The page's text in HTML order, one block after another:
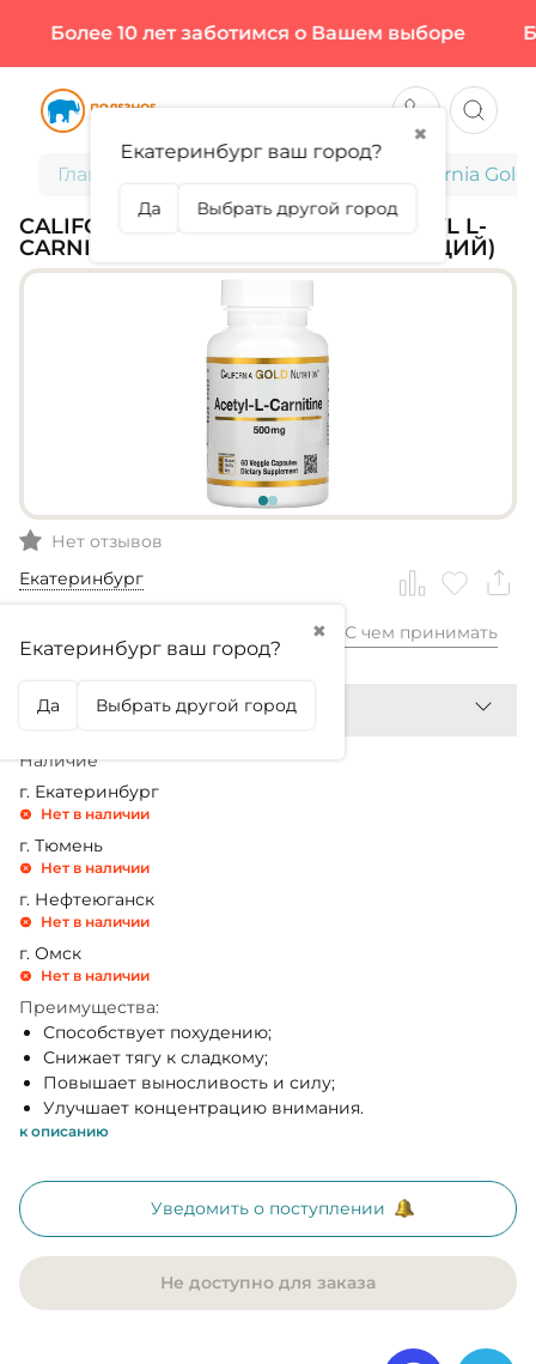
Более 10 лет заботимся о Вашем выборе
Главная California
CALIFORNIA GOLD NUTRITION, ACETYL L-
CARNITINE 500 МГ, 60 КАПС (60 ПОРЦИЙ)
Нет отзывов
Екатеринбург
✖
Екатеринбург ваш город?
Да Выбрать другой город
2 299,99₽ С чем принимать
Наличие
г. Екатеринбург
Нет в наличии
г. Тюмень
Нет в наличии
г. Нефтеюганск
Нет в наличии
г. Омск
Нет в наличии
Преимущества:
Способствует похудению;
Снижает тягу к сладкому;
Повышает выносливость и силу;
Улучшает концентрацию внимания.
к описанию
Уведомить о поступлении
Не доступно для заказа
✖
Екатеринбург ваш город?
Да Выбрать другой город